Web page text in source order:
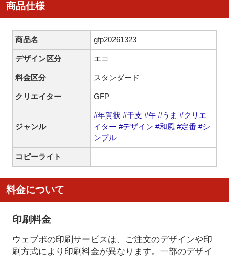
商品仕様
商品名 gfp20261323
デザイン区分 エコ
料金区分 スタンダード
クリエイター GFP
ジャンル
#年賀状 #干支 #午 #うま #クリエ
イター #デザイン #和風 #定番 #シ
ンプル
コピーライト
料金について
印刷料金
ウェブポの印刷サービスは、ご注文のデザインや印
刷方式により印刷料金が異なります。一部のデザイ